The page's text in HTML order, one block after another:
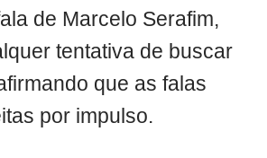
de Marcelo Serafim,
tentativa de buscar
que as falas
por impulso.